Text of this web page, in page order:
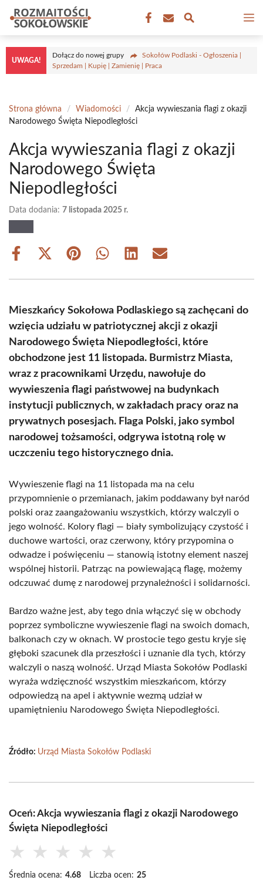
Przejdź
treści
UWAGA!
Dołącz do nowej grupy
Sokołów Podlaski - Ogłoszenia |
Sprzedam | Kupię | Zamienię | Praca
Strona główna / Wiadomości /
Akcja wywieszania flagi z okazji
Narodowego Święta Niepodległości
Akcja wywieszania flagi z okazji
Narodowego Święta
Niepodległości
Data dodania: 7 listopada 2025 r.
Share
Facebook
Share
X
Share
Pinterest
Share
WhatsApp
Share
LinkedIn
Share
Email
Mieszkańcy Sokołowa Podlaskiego są zachęcani do
wzięcia udziału w patriotycznej akcji z okazji
Narodowego Święta Niepodległości, które
obchodzone jest 11 listopada. Burmistrz Miasta,
wraz z pracownikami Urzędu, nawołuje do
wywieszenia flagi państwowej na budynkach
instytucji publicznych, w zakładach pracy oraz na
prywatnych posesjach. Flaga Polski, jako symbol
narodowej tożsamości, odgrywa istotną rolę w
uczczeniu tego historycznego dnia.
Wywieszenie flagi na 11 listopada ma na celu
przypomnienie o przemianach, jakim poddawany był naród
polski oraz zaangażowaniu wszystkich, którzy walczyli o
jego wolność. Kolory flagi — biały symbolizujący czystość i
duchowe wartości, oraz czerwony, który przypomina o
odwadze i poświęceniu — stanowią istotny element naszej
wspólnej historii. Patrząc na powiewającą flagę, możemy
odczuwać dumę z narodowej przynależności i solidarności.
Bardzo ważne jest, aby tego dnia włączyć się w obchody
poprzez symboliczne wywieszenie flagi na swoich domach,
balkonach czy w oknach. W prostocie tego gestu kryje się
głęboki szacunek dla przeszłości i uznanie dla tych, którzy
walczyli o naszą wolność. Urząd Miasta Sokołów Podlaski
wyraża wdzięczność wszystkim mieszkańcom, którzy
odpowiedzą na apel i aktywnie wezmą udział w
upamiętnieniu Narodowego Święta Niepodległości.
Źródło: Urząd Miasta Sokołów Podlaski
Oceń: Akcja wywieszania flagi z okazji Narodowego
Święta Niepodległości
★ ★ ★ ★ ★
Średnia ocena: 4.68 Liczba ocen: 25